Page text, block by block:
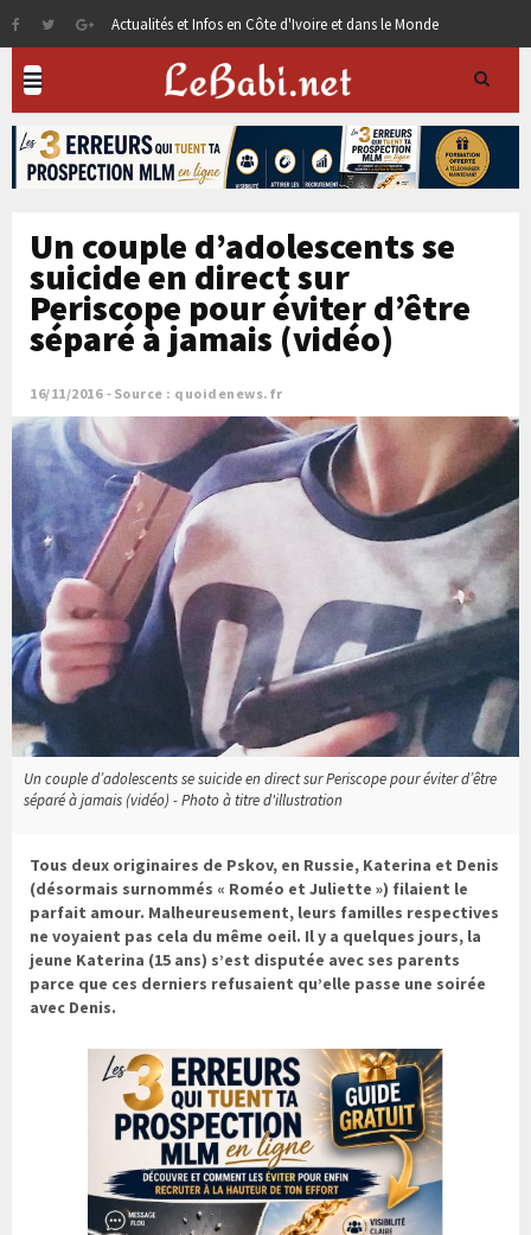
Actualités et Infos en Côte d'Ivoire et dans le Monde
Un couple d’adolescents se
suicide en direct sur
Periscope pour éviter d’être
séparé à jamais (vidéo)
16/11/2016 Source : quoidenews.fr
Un couple d’adolescents se suicide en direct sur Periscope pour éviter d’être
séparé à jamais (vidéo) - Photo à titre d'illustration
Tous deux originaires de Pskov, en Russie, Katerina et Denis
(désormais surnommés « Roméo et Juliette ») filaient le
parfait amour. Malheureusement, leurs familles respectives
ne voyaient pas cela du même oeil. Il y a quelques jours, la
jeune Katerina (15 ans) s’est disputée avec ses parents
parce que ces derniers refusaient qu’elle passe une soirée
avec Denis.